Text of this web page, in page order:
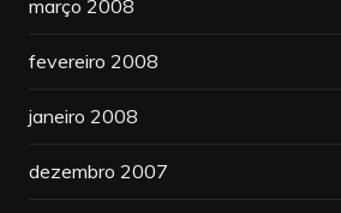
março 2008
fevereiro 2008
janeiro 2008
dezembro 2007